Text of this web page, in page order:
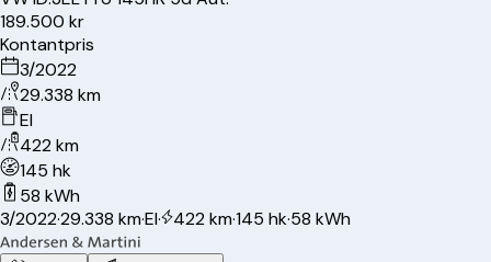
189.500 kr
Kontantpris
3/2022
29.338 km
El
422 km
145 hk
58 kWh
3/2022·29.338 km·El· 422 km·145 hk·58 kWh